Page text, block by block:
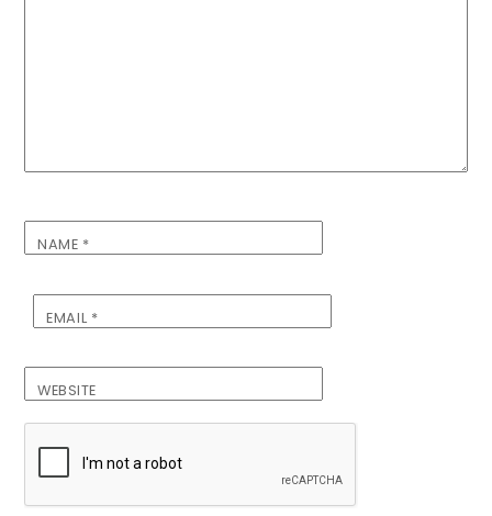
NAME *
EMAIL *
WEBSITE